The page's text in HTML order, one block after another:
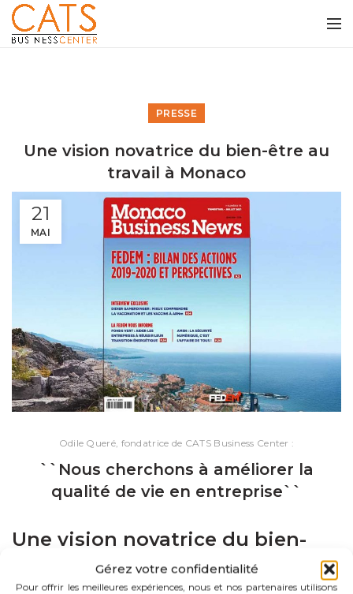
Gérez votre confidentialité
Pour offrir les meilleures expériences, nous et nos partenaires utilisons
PRESSE
Une vision novatrice du bien-être au
travail à Monaco
21
MAI
Odile Queré, fondatrice de CATS Business Center :
``Nous cherchons à améliorer la
qualité de vie en entreprise``
Une vision novatrice du bien-
être au travail à Monaco